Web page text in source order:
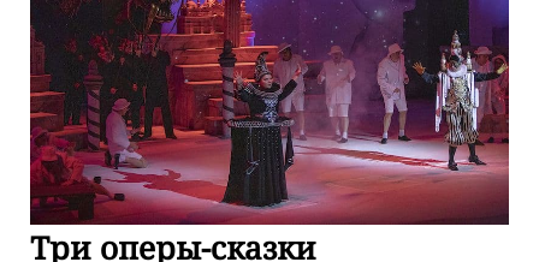
Три оперы-сказки